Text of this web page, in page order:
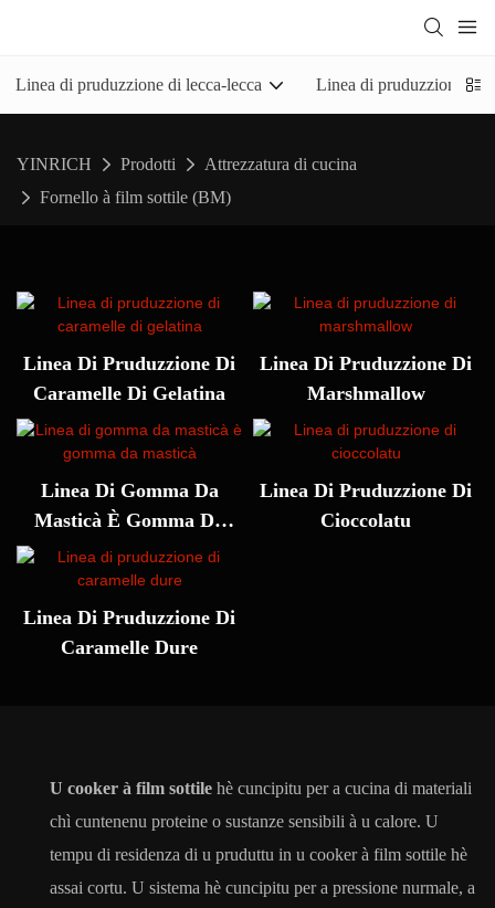
Linea di pruduzzione di lecca-lecca Linea di pruduzzione di
YINRICH Prodotti
Attrezzatura di cucina
Fornello à film sottile (BM)
Linea Di Pruduzzione Di
Caramelle Di Gelatina
Linea Di Pruduzzione Di
Marshmallow
Linea Di Gomma Da
Masticà È Gomma Da
Masticà
Linea Di Pruduzzione Di
Cioccolatu
Linea Di Pruduzzione Di
Caramelle Dure
U cooker à film sottile hè cuncipitu per a cucina di materiali
chì cuntenenu proteine ​​o sustanze sensibili à u calore. U
tempu di residenza di u pruduttu in u cooker à film sottile hè
assai cortu. U sistema hè cuncipitu per a pressione nurmale, a